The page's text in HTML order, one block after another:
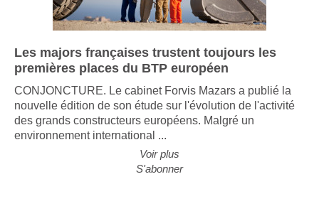
Les majors françaises trustent toujours les
premières places du BTP européen
CONJONCTURE. Le cabinet Forvis Mazars a publié la
nouvelle édition de son étude sur l'évolution de l'activité
des grands constructeurs européens. Malgré un
environnement international ...
Voir plus
S'abonner